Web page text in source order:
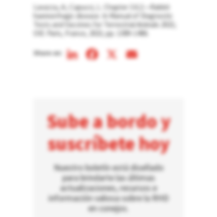
Lavazza, A.; Capucci, L. Chapter 3.6.2.—Rabbit
haemorrhagic disease. In Manual of Diagnostic
Tests and Vaccines for Terrestrial Animals 2021;
OIE: Paris, France, 2021; pp. 1389–1406.
Share on: LinkedInFacebook
Sube a bordo y
suscríbete hoy
Nuestro boletín está diseñado
para brindarte las últimas
actualizaciones, recursos e
información valiosa sobre la RHD
en conejos.